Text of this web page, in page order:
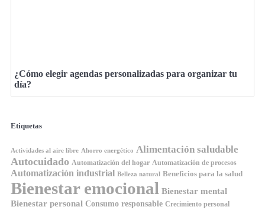
¿Cómo elegir agendas personalizadas para organizar tu
día?
Etiquetas
Actividades al aire libre Ahorro energético Alimentación saludable
Autocuidado Automatización del hogar Automatización de procesos
Automatización industrial Belleza natural Beneficios para la salud
Bienestar emocional Bienestar mental
Bienestar personal Consumo responsable Crecimiento personal